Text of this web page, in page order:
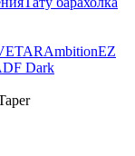
AmbitionEZ
Dark